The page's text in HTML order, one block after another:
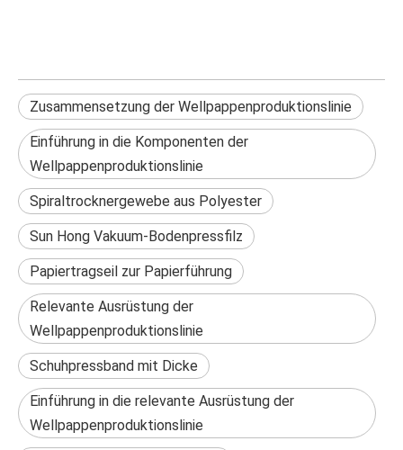
Zusammensetzung der Wellpappenproduktionslinie
Einführung in die Komponenten der
Wellpappenproduktionslinie
Spiraltrocknergewebe aus Polyester
Sun Hong Vakuum-Bodenpressfilz
Papiertragseil zur Papierführung
Relevante Ausrüstung der
Wellpappenproduktionslinie
Schuhpressband mit Dicke
Einführung in die relevante Ausrüstung der
Wellpappenproduktionslinie